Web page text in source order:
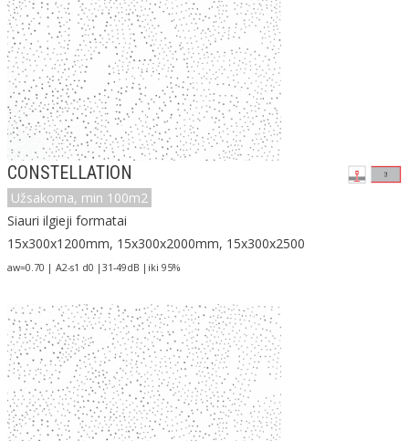
CONSTELLATION
Užsakoma, min 100m2
Siauri ilgieji formatai
15x300x1200mm, 15x300x2000mm, 15x300x2500
aw=0.70 | A2-s1 d0 |31-49dB |iki 95%